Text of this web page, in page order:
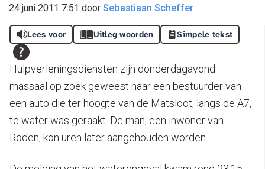
24 juni 2011 7:51 door Sebastiaan Scheffer
Lees voor Uitleg woorden Simpele tekst
Hulpverleningsdiensten zijn donderdagavond
massaal op zoek geweest naar een bestuurder van
een auto die ter hoogte van de Matsloot, langs de A7,
te water was geraakt. De man, een inwoner van
Roden, kon uren later aangehouden worden.